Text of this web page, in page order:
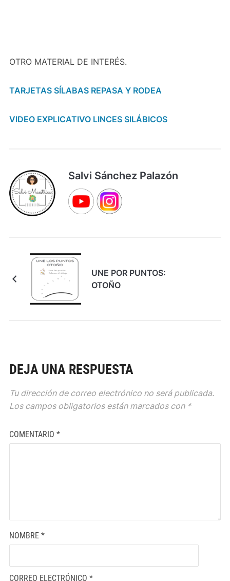
OTRO MATERIAL DE INTERÉS.
TARJETAS SÍLABAS REPASA Y RODEA
VIDEO EXPLICATIVO LINCES SILÁBICOS
Salvi Sánchez Palazón
UNE POR PUNTOS:
OTOÑO
DEJA UNA RESPUESTA
Tu dirección de correo electrónico no será publicada.
Los campos obligatorios están marcados con *
COMENTARIO *
NOMBRE *
CORREO ELECTRÓNICO *